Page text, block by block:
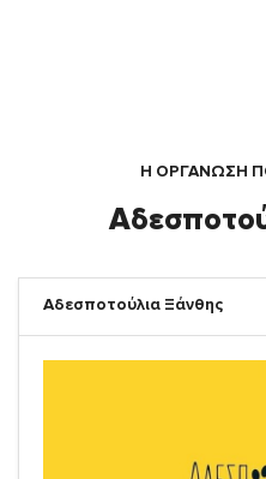
Η ΟΡΓΆΝΩΣΗ
Αδεσποτούλια Ξάνθης